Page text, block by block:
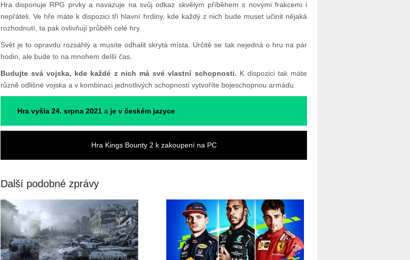
Hra disponuje RPG prvky a navazuje na svůj odkaz skvělým příběhem s novými frakcemi i
nepřáteli. Ve hře máte k dispozici tři hlavní hrdiny, kde každý z nich bude muset učinit nějaká
rozhodnutí, ta pak ovlivňují průběh celé hry.
Svět je to opravdu rozsáhlý a musíte odhalit skrytá místa. Určitě se tak nejedná o hru na pár
hodin, ale bude to na mnohem delší čas.
Budujte svá vojska, kde každé z nich má své vlastní schopnosti. K dispozici tak máte
různě odlišné vojska a v kombinaci jednotlivých schopností vytvoříte bojeschopnou armádu.
Hra vyšla 24. srpna 2021a je v českém jazyce
Hra Kings Bounty 2 k zakoupení na PC
Další podobné zprávy